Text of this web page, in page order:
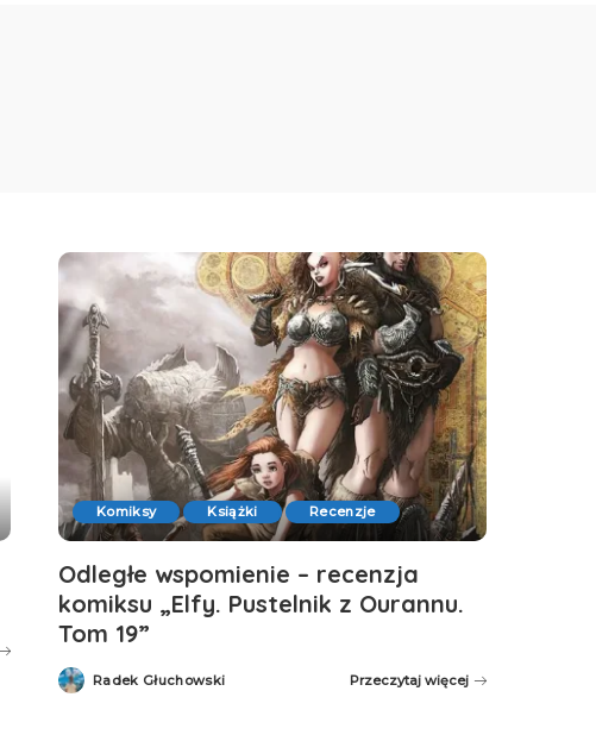
Komiksy Książki Recenzje
Odległe wspomienie – recenzja
komiksu „Elfy. Pustelnik z Ourannu.
Tom 19”
Posted
by
Radek Głuchowski Przeczytaj więcej